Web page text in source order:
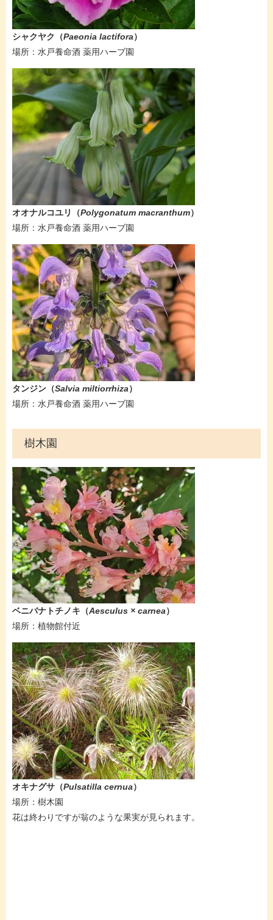
シャクヤク（Paeonia lactifora​）
場所：水戸養命酒 薬用ハーブ園
オオナルコユリ（Polygonatum macranthum）
場所：水戸養命酒 薬用ハーブ園
タンジン（Salvia miltiorrhiza​）
場所：水戸養命酒 薬用ハーブ園
樹木園
ベニバナトチノキ（Aesculus × carnea​）
場所：植物館付近
オキナグサ（Pulsatilla cernua​）
場所：樹木園
花は終わりですが翁のような果実が見られます。​